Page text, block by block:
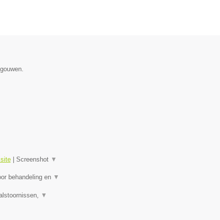
| Screenshot ▼
behandeling en ▼
▼